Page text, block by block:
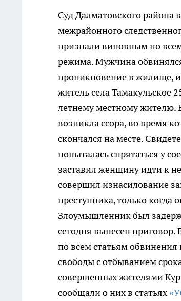
Суд Далматовского района
межрайонного
признали виновным по
режима. Мужчина
проникновение в жилище,
житель села
летнему местному жителю.
возникла ссора, во время
скончался на месте.
попыталась спрятаться у
заставил женщину идти к
совершил изнасилование
преступника, только
Злоумышленник был
сегодня вынесен
по всем статьям
свободы с отбыванием
совершенных жителями
сообщали о них в статьях